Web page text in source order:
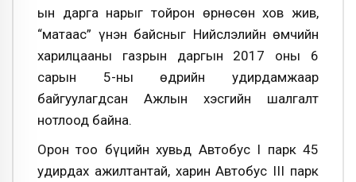
ын дарга нарыг тойрон өрнөсөн хов жив,
“матаас” үнэн байсныг Нийслэлийн өмчийн
харилцааны газрын даргын 2017 оны 6
сарын 5-ны өдрийн удирдамжаар
байгуулагдсан Ажлын хэсгийн шалгалт
нотлоод байна.
Орон тоо бүцийн хувьд Автобус I парк 45
удирдах ажилтантай, харин Автобус III парк